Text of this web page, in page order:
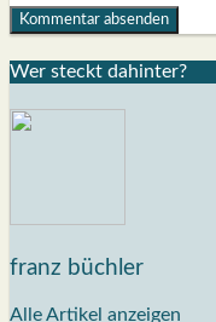
Wer steckt dahin­ter?
franz büchler
Alle Artikel anzeigen